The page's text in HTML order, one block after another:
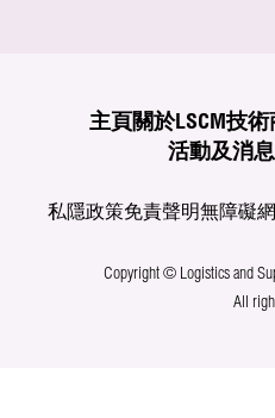
主頁 關於LSCM技術
活動及消息
私隱政策免責聲明無障礙
Copyright © Logistics and
All